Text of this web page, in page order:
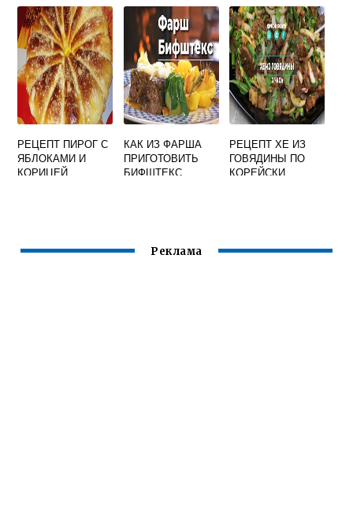
РЕЦЕПТ ПИРОГ С
ЯБЛОКАМИ И
КОРИЦЕЙ
КАК ИЗ ФАРША
ПРИГОТОВИТЬ
БИФШТЕКС
РЕЦЕПТ ХЕ ИЗ
ГОВЯДИНЫ ПО
КОРЕЙСКИ
Реклама